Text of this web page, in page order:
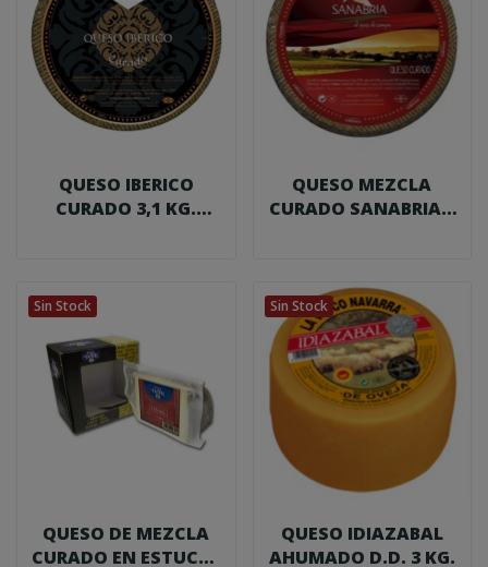
QUESO IBERICO
CURADO 3,1 KG.
QUESO MEZCLA
CURADO SANABRIA 3
Sin Stock
QUESO DE MEZCLA
CURADO EN ESTUCHE
Sin Stock
QUESO IDIAZABAL
AHUMADO D.D. 3 KG.